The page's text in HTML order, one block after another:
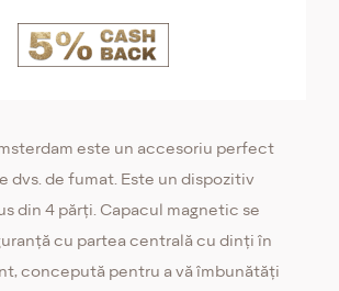
este un accesoriu perfect
dvs. de fumat. Este un dispozitiv
din 4 părți. Capacul magnetic se
cu partea centrală cu dinți în
concepută pentru a vă îmbunătăți